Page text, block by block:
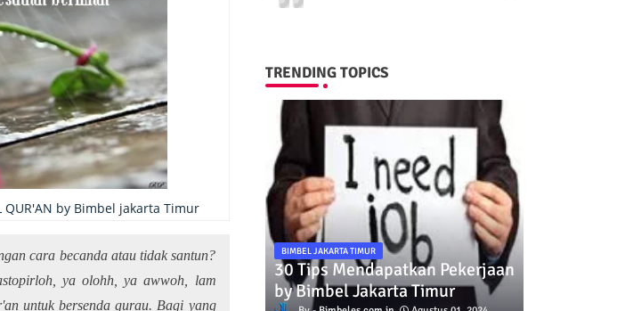
QUR'AN by Bimbel jakarta Timur
cara becanda atau tidak santun?
ya olohh, ya awwoh, lam
untuk bersenda gurau. Bagi yang
TRENDING TOPICS
BIMBEL JAKARTA TIMUR
30 Tips Mendapatkan Pekerjaan
by Bimbel Jakarta Timur